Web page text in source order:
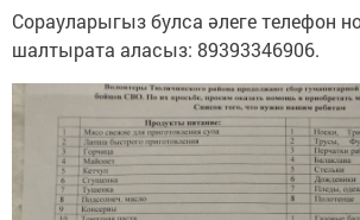
Сорауларыгыз булса әлеге телефон
шалтырата аласыз: 89393346906.